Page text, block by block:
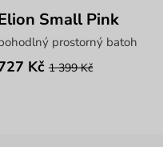
Small Pink
prostorný batoh
Kč 1 399 Kč